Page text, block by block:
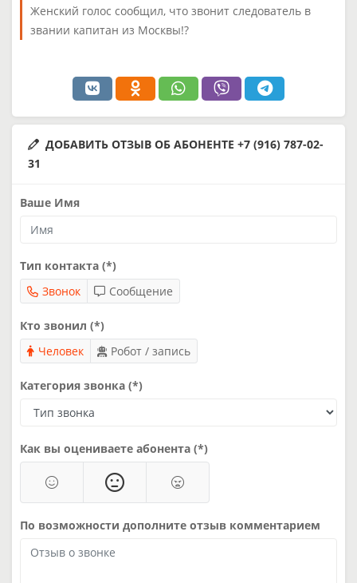
Женский голос сообщил, что звонит следователь в
звании капитан из Москвы!?
ДОБАВИТЬ ОТЗЫВ ОБ АБОНЕНТЕ +7 (916) 787-02-
31
Ваше Имя
Тип контакта (*)
Звонок
Сообщение
Кто звонил (*)
Человек
Робот / запись
Категория звонка (*)
Как вы оцениваете абонента (*)
По возможности дополните отзыв комментарием